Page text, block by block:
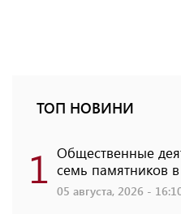
ТОП НОВИНИ
1 Общественные
семь памятников
05 августа, 2026 -